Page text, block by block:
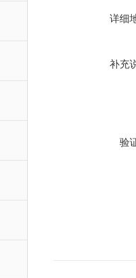
详细
补充
验